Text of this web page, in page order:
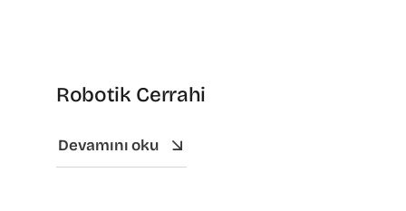
Robotik Cerrahi
Devamını oku